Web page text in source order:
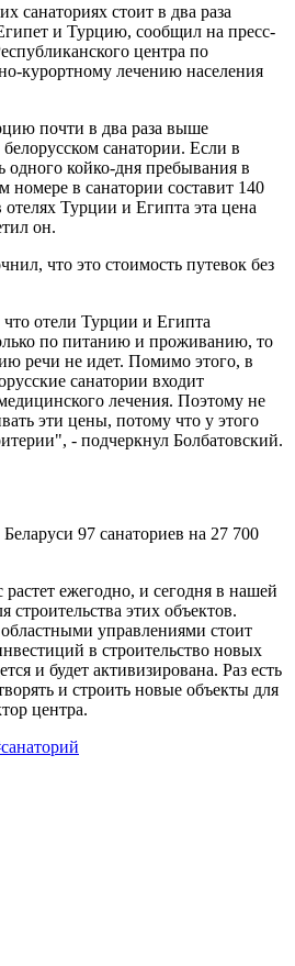
санаториях стоит в два раза
и Турцию, сообщил на пресс-
центра по
курортному лечению населения
почти в два раза выше
санатории. Если в
одного койко-дня пребывания в
номере в санатории составит 140
отелях Турции и Египта эта цена
он.
что это стоимость путевок без
отели Турции и Египта
по питанию и проживанию, то
речи не идет. Помимо этого, в
санатории входит
лечения. Поэтому не
эти цены, потому что у этого
- подчеркнул Болбатовский.
97 санаториев на 27 700
ежегодно, и сегодня в нашей
строительства этих объектов.
управлениями стоит
в строительство новых
и будет активизирована. Раз есть
и строить новые объекты для
центра.